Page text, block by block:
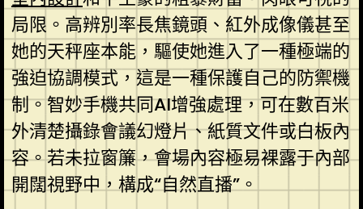
局限。高辨別率長焦鏡頭、紅外成像儀甚至
她的天秤座本能，驅使她進入了一種極端的
強迫協調模式，這是一種保護自己的防禦機
制。智妙手機共同AI增強處理，可在數百米
外清楚攝錄會議幻燈片、紙質文件或白板內
容。若未拉窗簾，會場內容極易裸露于內部
開闊視野中，構成“自然直播”。